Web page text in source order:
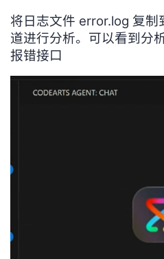
将日志文件 error.log 复制
道进行分析。可以看到分
报错接口